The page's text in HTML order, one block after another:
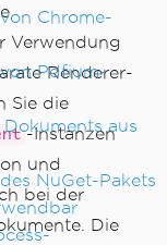
Chrome-
Pdfium-
aus
NuGet-Pakets
Verwendung
Renderer-
Sie die
-Instanzen
und
bei der
Die